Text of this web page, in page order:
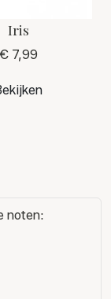
Iris
€ 7,99
noten: